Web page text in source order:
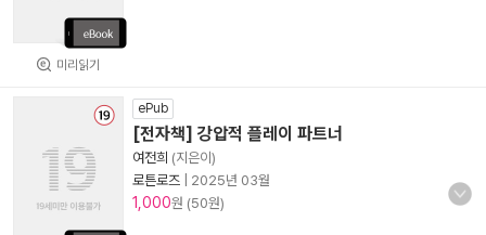
미리읽기
ePub
[전자책] 강압적 플레이 파트너
여전희 (지은이)
로튼로즈
2025년 03월
1,000원 (50원)